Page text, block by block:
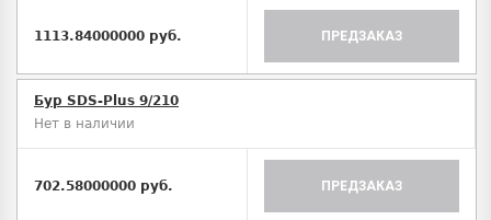
1113.84000000 руб. ПРЕДЗАКАЗ
Бур SDS-Plus 9/210
Нет в наличии
702.58000000 руб. ПРЕДЗАКАЗ